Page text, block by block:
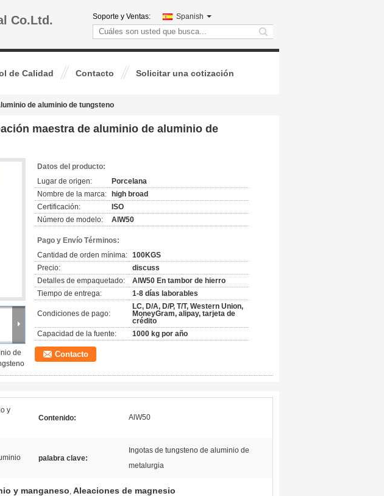
Co.Ltd. Soporte y Ventas: Spanish
search
de Calidad Contacto Solicitar una cotización
de aluminio de tungsteno
maestra de aluminio de aluminio de
de
Datos del producto:
Lugar de origen:
Porcelana
Nombre de la marca:
high broad
Certificación:
ISO
Número de modelo:
AlW50
Pago y Envío Términos:
Cantidad de orden mínima: 100KGS
Precio:
discuss
Detalles de empaquetado:
AlW50 En tambor de hierro
Tiempo de entrega:
1-8 días laborables
Condiciones de pago:
LC, D/A, D/P, T/T, Western Union,
MoneyGram, alipay, tarjeta de
crédito
Capacidad de la fuente:
1000 kg por año
Contacto
y
Contenido: AlW50
palabra clave:
Ingotas de tungsteno de aluminio de
metalurgia
y manganeso, Aleaciones de magnesio